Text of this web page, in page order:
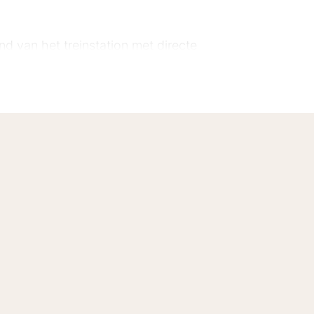
van het treinstation met directe
je ook met de auto gemakkelijk
beschikking over een eigen